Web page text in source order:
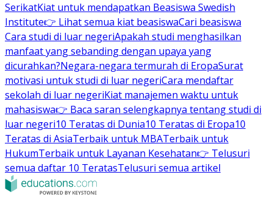
SerikatKiat untuk mendapatkan Beasiswa Swedish
Institute👉 Lihat semua kiat beasiswaCari beasiswa
Cara studi di luar negeriApakah studi menghasilkan
manfaat yang sebanding dengan upaya yang
dicurahkan?Negara-negara termurah di EropaSurat
motivasi untuk studi di luar negeriCara mendaftar
sekolah di luar negeriKiat manajemen waktu untuk
mahasiswa👉 Baca saran selengkapnya tentang studi di
luar negeri10 Teratas di Dunia10 Teratas di Eropa10
Teratas di AsiaTerbaik untuk MBATerbaik untuk
HukumTerbaik untuk Layanan Kesehatan👉 Telusuri
semua daftar 10 TeratasTelusuri semua artikel